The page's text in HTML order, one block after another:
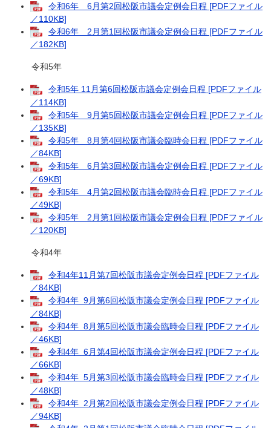
令和6年 6月第2回松阪市議会定例会日程 [PDFファイル
／110KB]
令和6年 2月第1回松阪市議会定例会日程 [PDFファイル
／182KB]
令和5年
令和5年 11月第6回松阪市議会定例会日程 [PDFファイル
／114KB]
令和5年 9月第5回松阪市議会定例会日程 [PDFファイル
／135KB]
令和5年 8月第4回松阪市議会臨時会日程 [PDFファイル
／84KB]
令和5年 6月第3回松阪市議会定例会日程 [PDFファイル
／69KB]
令和5年 4月第2回松阪市議会臨時会日程 [PDFファイル
／49KB]
令和5年 2月第1回松阪市議会定例会日程 [PDFファイル
／120KB]
令和4年
令和4年11月第7回松阪市議会定例会日程 [PDFファイル
／84KB]
令和4年 9月第6回松阪市議会定例会日程 [PDFファイル
／84KB]
令和4年 8月第5回松阪市議会臨時会日程 [PDFファイル
／46KB]
令和4年 6月第4回松阪市議会定例会日程 [PDFファイル
／66KB]
令和4年 5月第3回松阪市議会臨時会日程 [PDFファイル
／48KB]
令和4年 2月第2回松阪市議会定例会日程 [PDFファイル
／94KB]